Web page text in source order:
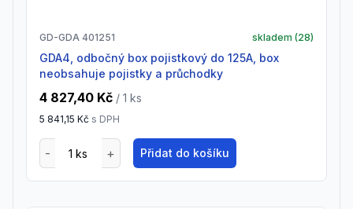
GD-GDA 401251 skladem (28)
GDA4, odbočný box pojistkový do 125A, box
neobsahuje pojistky a průchodky
4 827,40 Kč / 1 ks
5 841,15 Kč s DPH
Přidat do košíku